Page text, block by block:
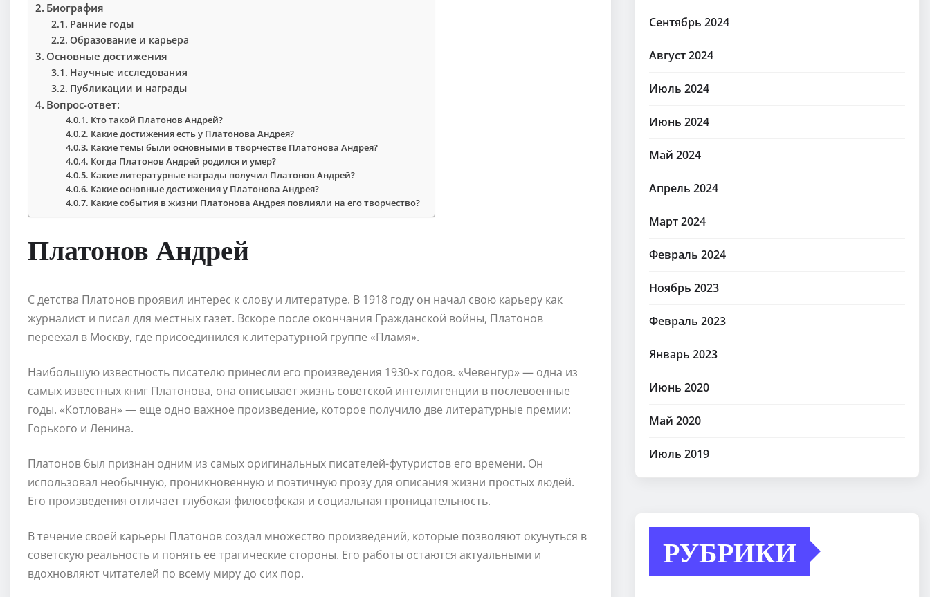
Биография
Ранние годы
Образование и карьера
Основные достижения
Научные исследования
Публикации и награды
Вопрос-ответ:
Кто такой Платонов Андрей?
Какие достижения есть у Платонова Андрея?
Какие темы были основными в творчестве Платонова Андрея?
Когда Платонов Андрей родился и умер?
Какие литературные награды получил Платонов Андрей?
Какие основные достижения у Платонова Андрея?
Какие события в жизни Платонова Андрея повлияли на его творчество?
Платонов Андрей
С детства Платонов проявил интерес к слову и литературе. В 1918 году он начал свою карьеру как
журналист и писал для местных газет. Вскоре после окончания Гражданской войны, Платонов
переехал в Москву, где присоединился к литературной группе «Пламя».
Наибольшую известность писателю принесли его произведения 1930-х годов. «Чевенгур» — одна из
самых известных книг Платонова, она описывает жизнь советской интеллигенции в послевоенные
годы. «Котлован» — еще одно важное произведение, которое получило две литературные премии:
Горького и Ленина.
Платонов был признан одним из самых оригинальных писателей-футуристов его времени. Он
использовал необычную, проникновенную и поэтичную прозу для описания жизни простых людей.
Его произведения отличает глубокая философская и социальная проницательность.
В течение своей карьеры Платонов создал множество произведений, которые позволяют окунуться в
советскую реальность и понять ее трагические стороны. Его работы остаются актуальными и
вдохновляют читателей по всему миру до сих пор.
Сентябрь 2024
Август 2024
Июль 2024
Июнь 2024
Май 2024
Апрель 2024
Март 2024
Февраль 2024
Ноябрь 2023
Февраль 2023
Январь 2023
Июнь 2020
Май 2020
Июль 2019
РУБРИКИ